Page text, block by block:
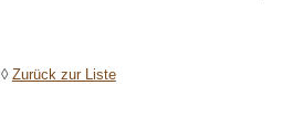
◊ Zurück zur Liste